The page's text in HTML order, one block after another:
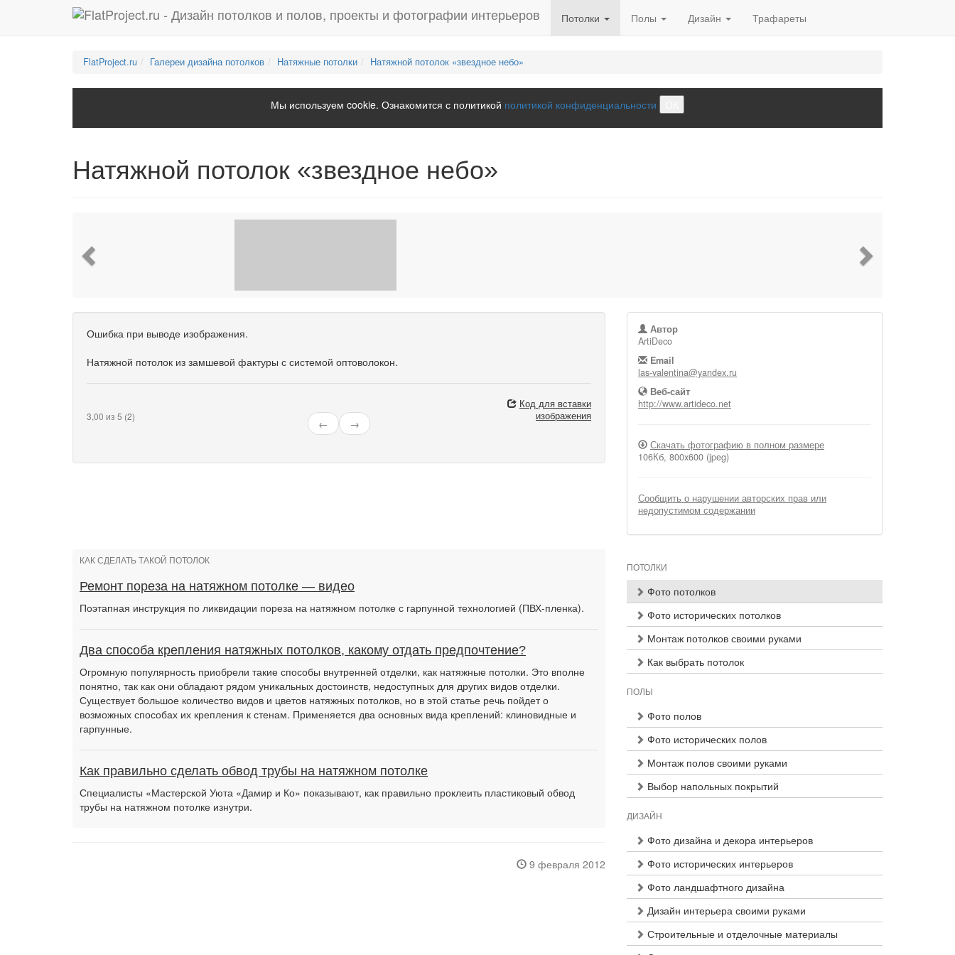
Потолки Полы Дизайн Трафареты
FlatProject.ru Галереи дизайна потолков Натяжные потолки Натяжной потолок «звездное небо»
Мы используем cookie. Ознакомится с политикой политикой конфиденциальности
Натяжной потолок «звездное небо»
Ошибка при выводе изображения.
Натяжной потолок из замшевой фактуры с системой оптоволокон.
3,00 из 5 (2)
← →
Код для вставки
изображения
Автор
ArtiDeco
Email
las-valentina@yandex.ru
Веб-сайт
http://www.artideco.net
Скачать фотографию в полном размере
106Кб, 800x600 (jpeg)
Сообщить о нарушении авторских прав или
недопустимом содержании
КАК СДЕЛАТЬ ТАКОЙ ПОТОЛОК
Ремонт пореза на натяжном потолке — видео
Поэтапная инструкция по ликвидации пореза на натяжном потолке с гарпунной технологией (ПВХ-пленка).
Два способа крепления натяжных потолков, какому отдать предпочтение?
Огромную популярность приобрели такие способы внутренней отделки, как натяжные потолки. Это вполне
понятно, так как они обладают рядом уникальных достоинств, недоступных для других видов отделки.
Существует большое количество видов и цветов натяжных потолков, но в этой статье речь пойдет о
возможных способах их крепления к стенам. Применяется два основных вида креплений: клиновидные и
гарпунные.
Как правильно сделать обвод трубы на натяжном потолке
Специалисты «Мастерской Уюта «Дамир и Ко» показывают, как правильно проклеить пластиковый обвод
трубы на натяжном потолке изнутри.
9 февраля 2012
ПОТОЛКИ
Фото потолков
Фото исторических потолков
Монтаж потолков своими руками
Как выбрать потолок
ПОЛЫ
Фото полов
Фото исторических полов
Монтаж полов своими руками
Выбор напольных покрытий
ДИЗАЙН
Фото дизайна и декора интерьеров
Фото исторических интерьеров
Фото ландшафтного дизайна
Дизайн интерьера своими руками
Строительные и отделочные материалы